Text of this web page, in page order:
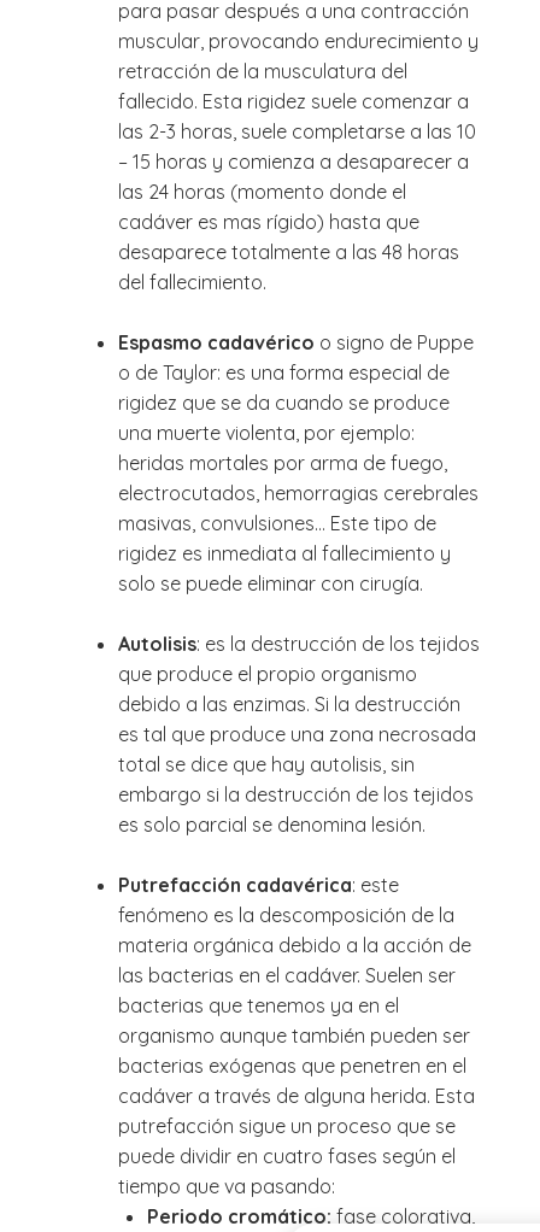
para pasar después a una contracción
muscular, provocando endurecimiento y
retracción de la musculatura del
fallecido. Esta rigidez suele comenzar a
las 2-3 horas, suele completarse a las 10
– 15 horas y comienza a desaparecer a
las 24 horas (momento donde el
cadáver es mas rígido) hasta que
desaparece totalmente a las 48 horas
del fallecimiento.
Espasmo cadavérico o signo de Puppe
o de Taylor: es una forma especial de
rigidez que se da cuando se produce
una muerte violenta, por ejemplo:
heridas mortales por arma de fuego,
electrocutados, hemorragias cerebrales
masivas, convulsiones… Este tipo de
rigidez es inmediata al fallecimiento y
solo se puede eliminar con cirugía.
Autolisis: es la destrucción de los tejidos
que produce el propio organismo
debido a las enzimas. Si la destrucción
es tal que produce una zona necrosada
total se dice que hay autolisis, sin
embargo si la destrucción de los tejidos
es solo parcial se denomina lesión.
Putrefacción cadavérica: este
fenómeno es la descomposición de la
materia orgánica debido a la acción de
las bacterias en el cadáver. Suelen ser
bacterias que tenemos ya en el
organismo aunque también pueden ser
bacterias exógenas que penetren en el
cadáver a través de alguna herida. Esta
putrefacción sigue un proceso que se
puede dividir en cuatro fases según el
tiempo que va pasando:
Periodo cromático: fase colorativa,